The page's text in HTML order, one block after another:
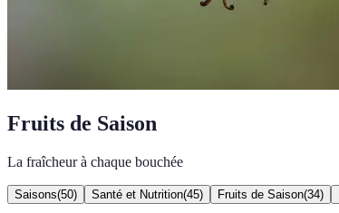
Fruits de Saison
La fraîcheur à chaque bouchée
Saisons(50) Santé et Nutrition(45) Fruits de Saison(34)